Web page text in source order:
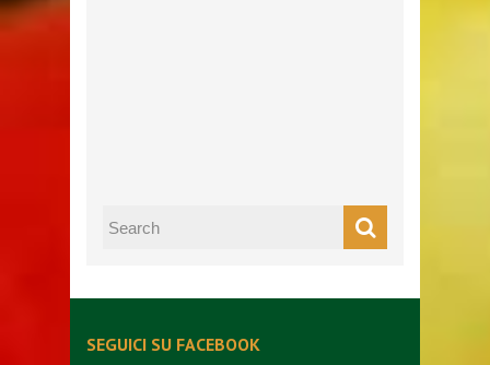
SEGUICI SU FACEBOOK